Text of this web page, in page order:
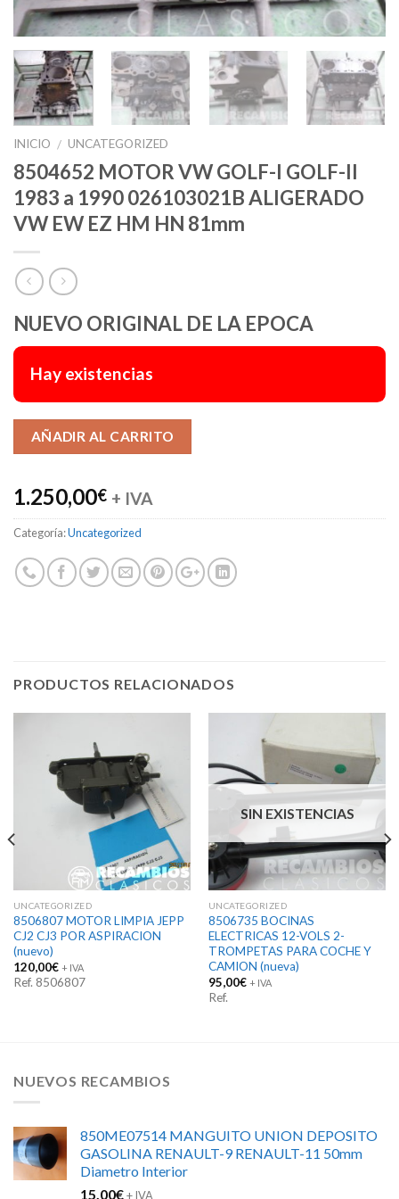
INICIO / UNCATEGORIZED
8504652 MOTOR VW GOLF-I GOLF-II
1983 a 1990 026103021B ALIGERADO
VW EW EZ HM HN 81mm
NUEVO ORIGINAL DE LA EPOCA
Hay existencias
AÑADIR AL CARRITO
1.250,00€ + IVA
Categoría:Uncategorized
PRODUCTOS RELACIONADOS
UNCATEGORIZED
8506807 MOTOR LIMPIA JEPP
CJ2 CJ3 POR ASPIRACION
(nuevo)
120,00€ + IVA
Ref. 8506807
SIN EXISTENCIAS
UNCATEGORIZED
8506735 BOCINAS
ELECTRICAS 12-VOLS 2-
TROMPETAS PARA COCHE Y
CAMION (nueva)
95,00€ + IVA
Ref.
NUEVOS RECAMBIOS
850ME07514 MANGUITO UNION DEPOSITO
GASOLINA RENAULT-9 RENAULT-11 50mm
Diametro Interior
15,00€+ IVA